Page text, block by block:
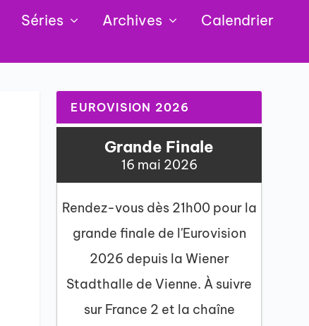
Séries Archives Calendrier
EUROVISION 2026
Grande Finale
16 mai 2026
Rendez-vous dès 21h00 pour la
grande finale de l'Eurovision
2026 depuis la Wiener
Stadthalle de Vienne. À suivre
sur France 2 et la chaîne